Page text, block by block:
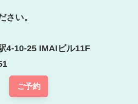
さい。
4-10-25 IMAIビル11F
ご予約